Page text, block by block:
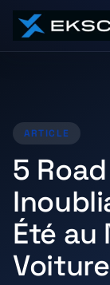
ARTICLE
5
Été au